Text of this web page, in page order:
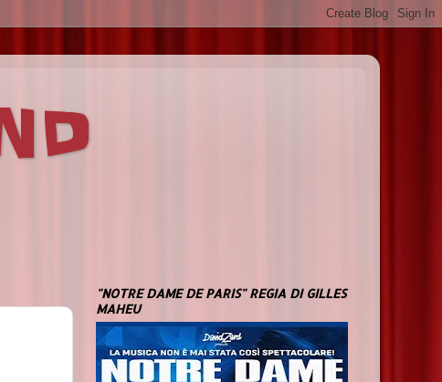
"NOTRE DAME DE PARIS" REGIA DI GILLES
MAHEU